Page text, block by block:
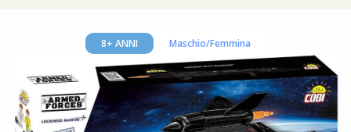
8+ ANNI Maschio/Femmina